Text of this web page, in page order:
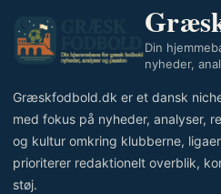
Din
nyheder,
Græskfodbold.dk er et dansk
med fokus på nyheder, analyser,
og kultur omkring klubberne,
prioriterer redaktionelt overblik,
støj.